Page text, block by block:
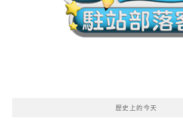
歷史上的今天